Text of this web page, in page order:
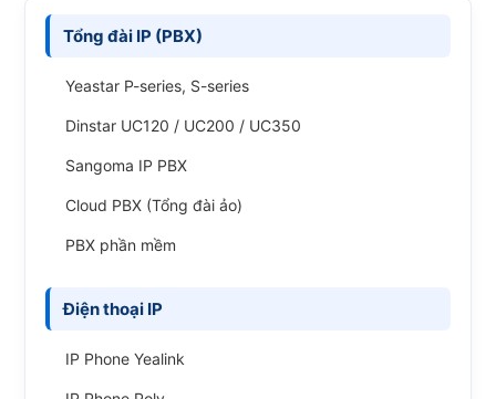
Tổng đài IP (PBX)
Yeastar P-series, S-series
Dinstar UC120 / UC200 / UC350
Sangoma IP PBX
Cloud PBX (Tổng đài ảo)
PBX phần mềm
Điện thoại IP
IP Phone Yealink